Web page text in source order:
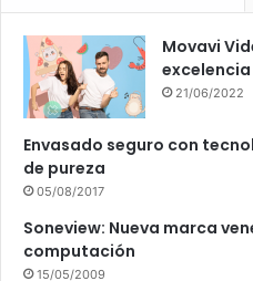
Movavi
21/06/2022
Envasado seguro con
de pureza
05/08/2017
Soneview: Nueva marca
computación
15/05/2009